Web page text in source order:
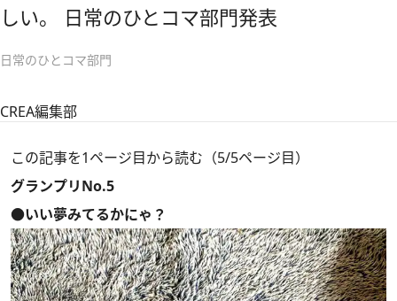
しい。 日常のひとコマ部門発表
日常のひとコマ部門
CREA編集部
この記事を1ページ目から読む（5/5ページ目）
グランプリNo.5
●いい夢みてるかにゃ？